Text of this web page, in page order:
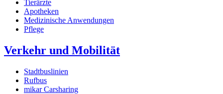
Tierärzte
Apotheken
Medizinische Anwendungen
Pflege
Verkehr und Mobilität
Stadtbuslinien
Rufbus
mikar Carsharing